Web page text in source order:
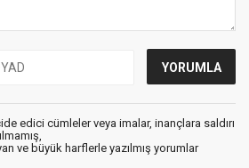
edici cümleler veya imalar, inançlara saldırı
ve büyük harflerle yazılmış yorumlar